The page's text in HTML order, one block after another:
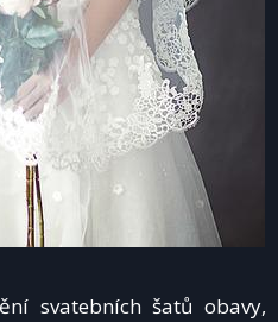
svatebních šatů obavy,